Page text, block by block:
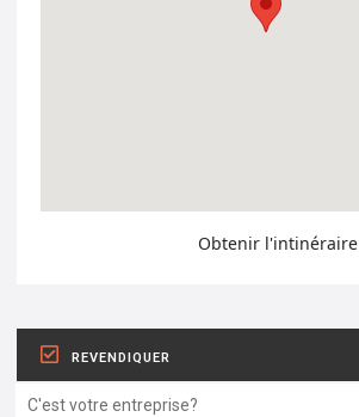
Obtenir l'intinéraire
REVENDIQUER
C'est votre entreprise?